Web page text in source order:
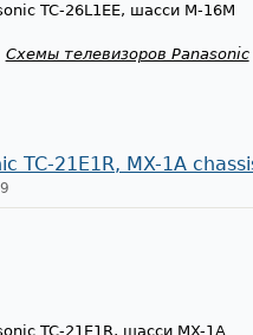
TC-26L1EE, шасси M-16M
Схемы телевизоров Panasonic
TC-21E1R, MX-1A
TC-21E1R, шасси MX-1A